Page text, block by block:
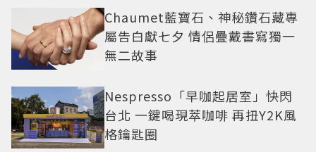
Chaumet藍寶石、神秘鑽石藏專
屬告白獻七夕 情侶疊戴書寫獨一
無二故事
Nespresso「早咖起居室」快閃
台北 一鍵喝現萃咖啡 再扭Y2K風
格鑰匙圈